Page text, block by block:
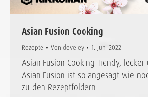
Asian Fusion Cooking
Rezepte Von develey 1. Juni 2022
Asian Fusion Cooking Trendy,
Asian Fusion ist so angesagt wie
zu den Rezeptfoldern